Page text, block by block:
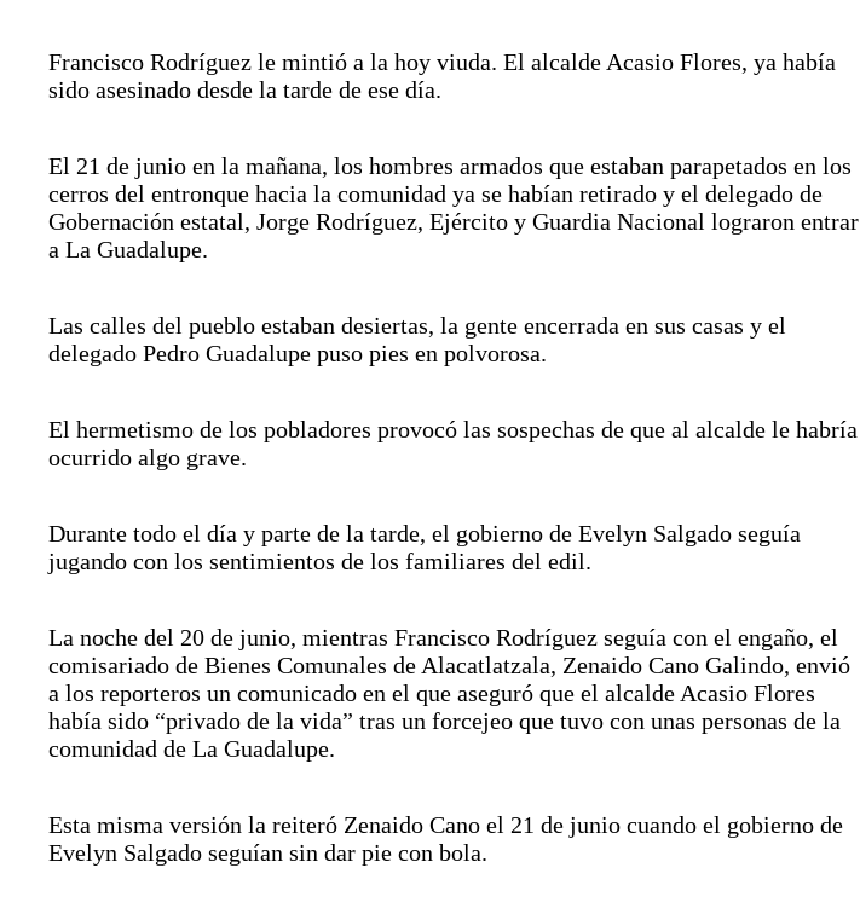
Francisco Rodríguez le mintió a la hoy viuda. El alcalde Acasio Flores, ya había
sido asesinado desde la tarde de ese día.
El 21 de junio en la mañana, los hombres armados que estaban parapetados en los
cerros del entronque hacia la comunidad ya se habían retirado y el delegado de
Gobernación estatal, Jorge Rodríguez, Ejército y Guardia Nacional lograron entrar
a La Guadalupe.
Las calles del pueblo estaban desiertas, la gente encerrada en sus casas y el
delegado Pedro Guadalupe puso pies en polvorosa.
El hermetismo de los pobladores provocó las sospechas de que al alcalde le habría
ocurrido algo grave.
Durante todo el día y parte de la tarde, el gobierno de Evelyn Salgado seguía
jugando con los sentimientos de los familiares del edil.
La noche del 20 de junio, mientras Francisco Rodríguez seguía con el engaño, el
comisariado de Bienes Comunales de Alacatlatzala, Zenaido Cano Galindo, envió
a los reporteros un comunicado en el que aseguró que el alcalde Acasio Flores
había sido “privado de la vida” tras un forcejeo que tuvo con unas personas de la
comunidad de La Guadalupe.
Esta misma versión la reiteró Zenaido Cano el 21 de junio cuando el gobierno de
Evelyn Salgado seguían sin dar pie con bola.